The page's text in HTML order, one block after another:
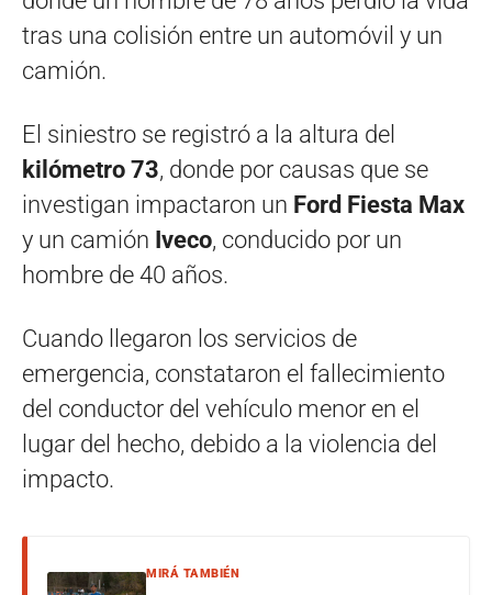
tras una colisión entre un automóvil y un
camión.
El siniestro se registró a la altura del
kilómetro 73, donde por causas que se
investigan impactaron un Ford Fiesta Max
y un camión Iveco, conducido por un
hombre de 40 años.
Cuando llegaron los servicios de
emergencia, constataron el fallecimiento
del conductor del vehículo menor en el
lugar del hecho, debido a la violencia del
impacto.
MIRÁ TAMBIÉN